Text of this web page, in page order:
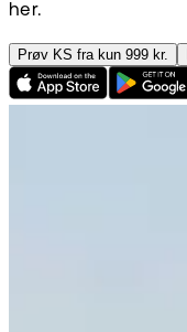
her.
Prøv KS fra kun 999 kr.